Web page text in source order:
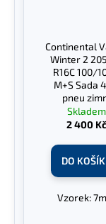
Continental
Winter 2
R16C 100/
M+S Sada
pneu
Skladem
2 400 Kč
DO
Vzorek: